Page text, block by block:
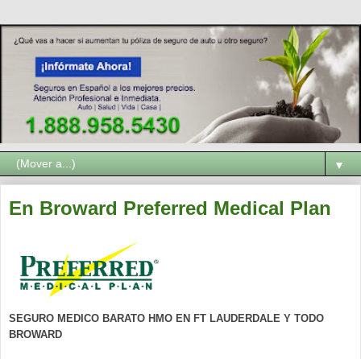
▼
En Broward Preferred Medical Plan
SEGURO MEDICO BARATO HMO EN FT LAUDERDALE Y TODO
BROWARD